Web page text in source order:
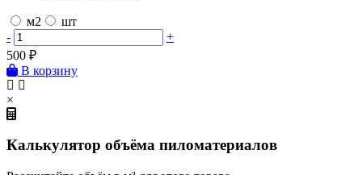
м2
шт
-
+
500 ₽
В корзину
×
Калькулятор объёма пиломатериалов